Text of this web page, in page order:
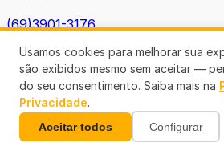
(69)3901-3176
Diário Oficial TCE-RO
Usamos cookies para melhorar sua
são exibidos mesmo sem aceitar —
do seu consentimento. Saiba mais na
Privacidade.
Aceitar todos Configurar